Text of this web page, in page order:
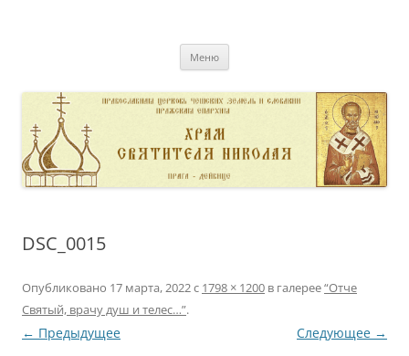
Меню
DSC_0015
Опубликовано 17 марта, 2022с 1798 × 1200 в галерее“Отче
Святый, врачу душ и телес…”.
← Предыдущее Следующее →